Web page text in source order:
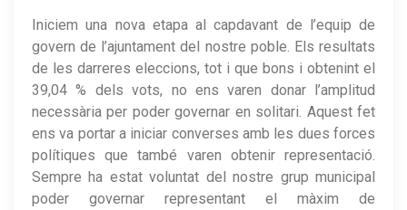
Iniciem una nova etapa al capdavant de l’equip de
govern de l’ajuntament del nostre poble. Els resultats
de les darreres eleccions, tot i que bons i obtenint el
39,04 % dels vots, no ens varen donar l’amplitud
necessària per poder governar en solitari. Aquest fet
ens va portar a iniciar converses amb les dues forces
polítiques que també varen obtenir representació.
Sempre ha estat voluntat del nostre grup municipal
poder governar representant el màxim de